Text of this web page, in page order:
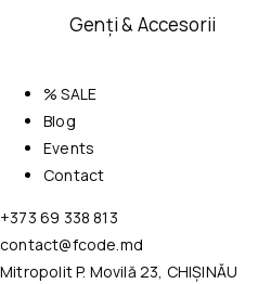
Genți & Accesorii
% SALE
Blog
Events
Contact
+373 69 338 813
contact@fcode.md
Mitropolit P. Movilă 23, CHIȘINĂU